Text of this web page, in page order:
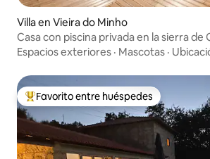
Villa en Vieira do Minho
Casa con piscina privada en la sierra de
Espacios exteriores · Mascotas ·
De los mejores en Favorito entre
Favorito entre huéspedes